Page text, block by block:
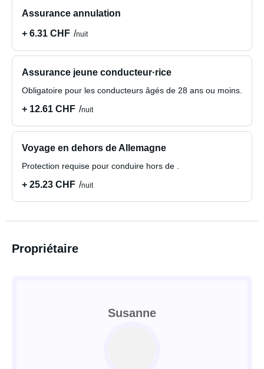
Assurance annulation
+ 6.31 CHF
nuit
Assurance jeune conducteur·rice
Obligatoire pour les conducteurs âgés de 28 ans ou moins.
+ 12.61 CHF nuit
Voyage en dehors de Allemagne
Protection requise pour conduire hors de .
+ 25.23 CHF nuit
Propriétaire
Susanne